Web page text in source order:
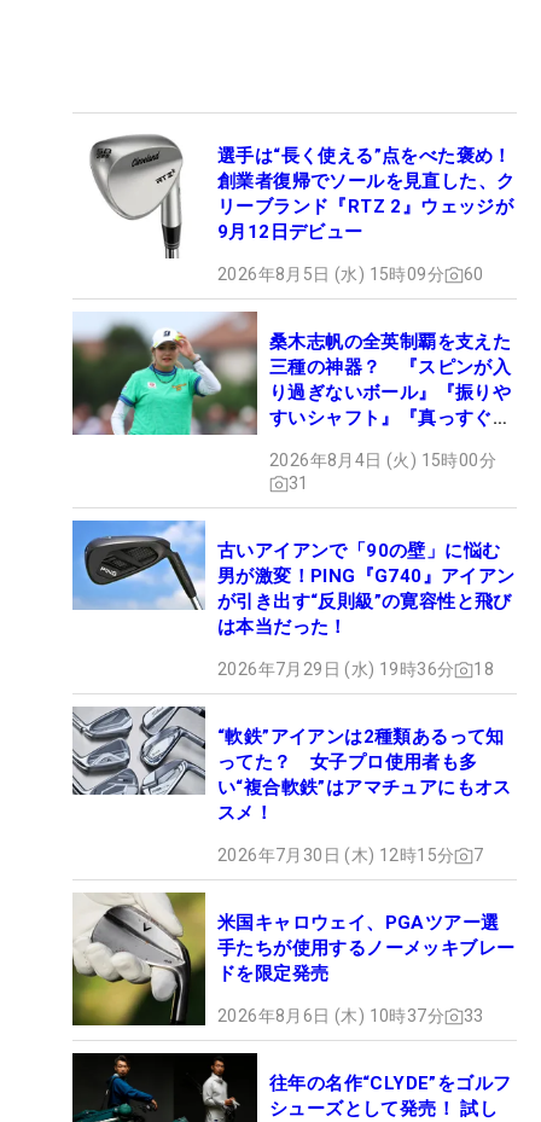
選手は“長く使える”点をべた褒め！
創業者復帰でソールを見直した、ク
リーブランド『RTZ 2』ウェッジが
9月12日デビュー
2026年8月5日 (水) 15時09分 60
桑木志帆の全英制覇を支えた
三種の神器？ 『スピンが入
り過ぎないボール』『振りや
すいシャフト』『真っすぐ飛
セッティング
2026年8月4日 (火) 15時00分
31
古いアイアンで「90の壁」に悩む
男が激変！PING『G740』アイアン
が引き出す“反則級”の寛容性と飛び
は本当だった！
2026年7月29日 (水) 19時36分 18
“軟鉄”アイアンは2種類あるって知
ってた？ 女子プロ使用者も多
い“複合軟鉄”はアマチュアにもオス
スメ！
2026年7月30日 (木) 12時15分 7
米国キャロウェイ、PGAツアー選
手たちが使用するノーメッキブレー
ドを限定発売
2026年8月6日 (木) 10時37分 33
往年の名作“CLYDE”をゴルフ
シューズとして発売！ 試し